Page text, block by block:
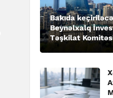
Bakıda
Beynəlxalq
Təşkilat Komitəsi